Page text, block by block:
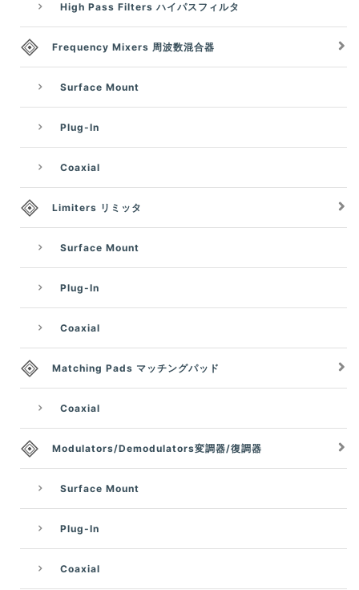
High Pass Filters ハイパスフィルタ
Frequency Mixers 周波数混合器
Surface Mount
Plug-In
Coaxial
Limiters リミッタ
Surface Mount
Plug-In
Coaxial
Matching Pads マッチングパッド
Coaxial
Modulators/Demodulators変調器/復調器
Surface Mount
Plug-In
Coaxial